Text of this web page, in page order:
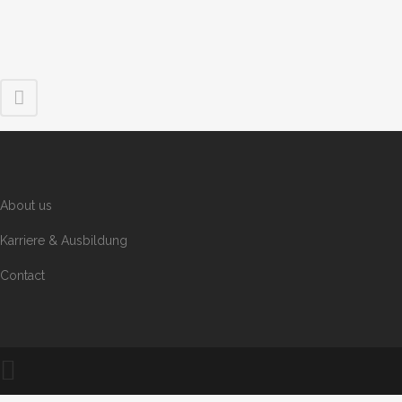
About us
Karriere & Ausbildung
Contact